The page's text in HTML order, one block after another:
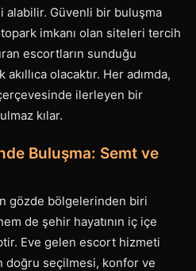
alabilir. Güvenli bir buluşma
imkanı olan siteleri tercih
escortların sunduğu
olacaktır. Her adımda,
çerçevesinde ilerleyen bir
kılar.
Buluşma: Semt ve
gözde bölgelerinden biri
de şehir hayatının iç içe
Eve gelen escort hizmeti
doğru seçilmesi, konfor ve